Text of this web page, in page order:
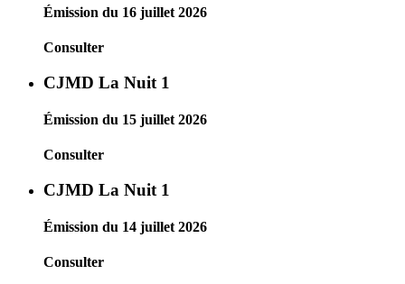
Émission du 16 juillet 2026
Consulter
CJMD La Nuit 1
Émission du 15 juillet 2026
Consulter
CJMD La Nuit 1
Émission du 14 juillet 2026
Consulter